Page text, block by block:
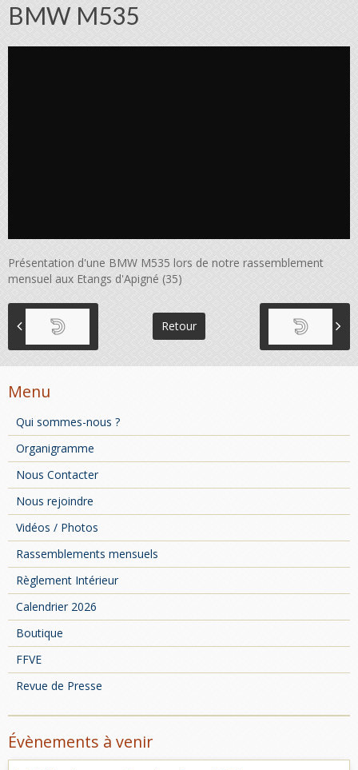
BMW M535
Présentation d'une BMW M535 lors de notre rassemblement
mensuel aux Etangs d'Apigné (35)
Retour
Menu
Qui sommes-nous ?
Organigramme
Nous Contacter
Nous rejoindre
Vidéos / Photos
Rassemblements mensuels
Règlement Intérieur
Calendrier 2026
Boutique
FFVE
Revue de Presse
Évènements à venir